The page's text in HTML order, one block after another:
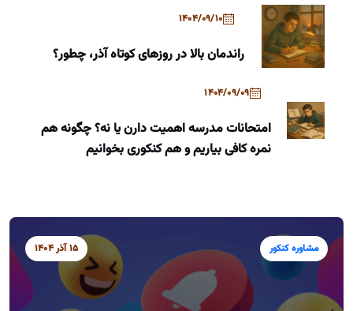
1404/09/10
راندمان بالا در روزهای کوتاه آذر، چطور؟
1404/09/09
امتحانات مدرسه اهمیت دارن یا نه؟ چگونه هم
نمره کافی بیاریم و هم کنکوری بخوانیم
مشاوره کنکور 15 آذر 1404